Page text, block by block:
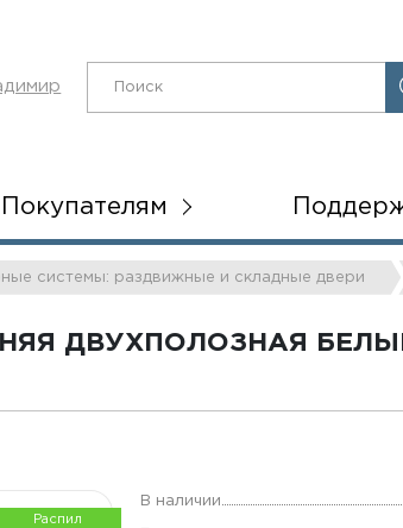
Покупателям
системы: раздвижные и складные двери
ДВУХПОЛОЗНАЯ
Распил
В наличии